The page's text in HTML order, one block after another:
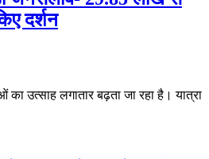
दर्शन
का उत्साह लगातार बढ़ता जा रहा है। यात्रा